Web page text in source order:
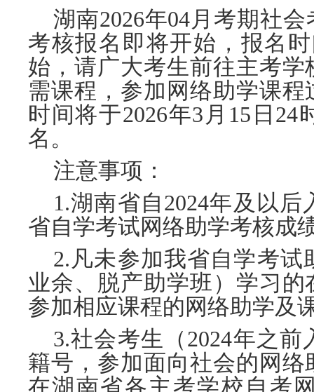
湖南2026年04月考期社
考核报名即将开始，报名
始，请广大考生前往主考
需课程，参加网络助学课
时间将于2026年3月15日
名。
注意事项：
1.湖南省自2024年及以
省自学考试网络助学考核成
2.凡未参加我省自学考
业余、脱产助学班）学习
参加相应课程的网络助学及
3.社会考生（2024年之
籍号，参加面向社会的网
在湖南省各主考学校自考